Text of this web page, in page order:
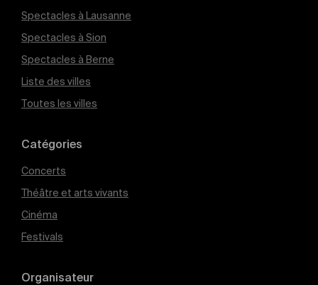
Spectacles à Lausanne
Spectacles à Sion
Spectacles à Berne
Liste des villes
Toutes les villes
Catégories
Concerts
Théâtre et arts vivants
Cinéma
Festivals
Organisateur